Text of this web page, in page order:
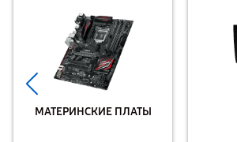
МАТЕРИНСКИЕ ПЛАТЫ